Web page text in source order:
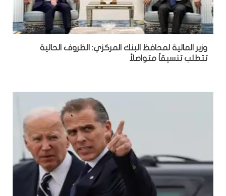
وزير المالية لمحافظ البنك المركزي: الظروف الحالية
تتطلب تنسيقاً متواصلاً